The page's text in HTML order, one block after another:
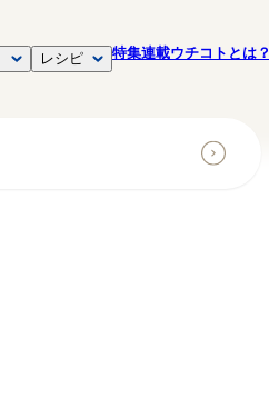
レシピ 特集連載ウチコトとは？